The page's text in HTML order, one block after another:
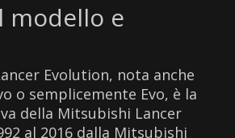
modello e
Evolution, nota anche
o semplicemente Evo, è la
della Mitsubishi Lancer
al 2016 dalla Mitsubishi